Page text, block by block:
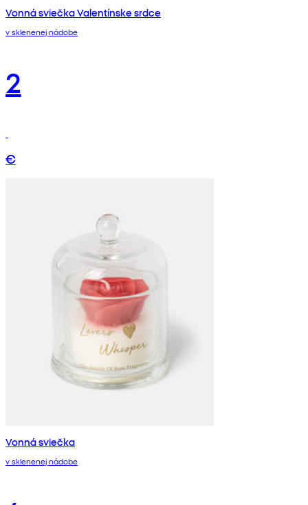
Vonná sviečka Valentínske srdce
v sklenenej nádobe
2
€
Vonná sviečka
v sklenenej nádobe